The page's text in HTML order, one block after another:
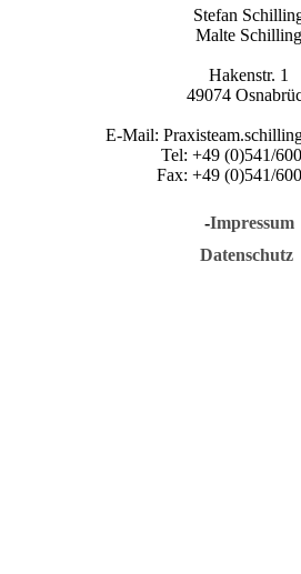
Stefan
Malte Schilling
Hakenstr. 1
49074
E-Mail:
Tel: +49 (0)541/
Fax: +49 (0)541/
-Impressum
Datenschutz